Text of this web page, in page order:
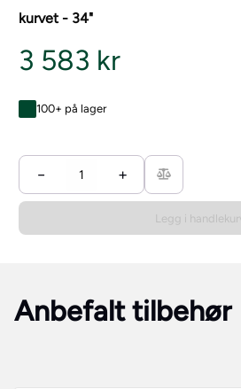
kurvet - 34"
3 583 kr
100+ på lager
− +
Legg i
Anbefalt tilbehør